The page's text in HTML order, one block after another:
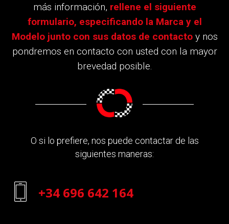
más información, rellene el siguiente
formulario, especificando la Marca y el
Modelo junto con sus datos de contactoy nos
pondremos en contacto con usted con la mayor
brevedad posible.
O si lo prefiere, nos puede contactar de las
siguientes maneras:
+34 696 642 164